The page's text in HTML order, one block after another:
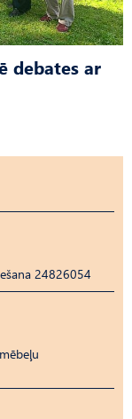
debates ar
24826054